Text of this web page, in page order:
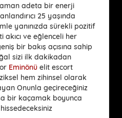
adeta bir enerji
25 yaşında
yanınızda sürekli pozitif
akıcı ve eğlenceli her
bir bakış açısına sahip
sizi ilk dakikadan
Eminönü elit escort
hem zihinsel olarak
Onunla geçireceğiniz
bir kaçamak boyunca